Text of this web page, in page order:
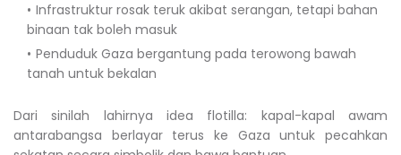
Infrastruktur rosak teruk akibat serangan, tetapi bahan
binaan tak boleh masuk
Penduduk Gaza bergantung pada terowong bawah
tanah untuk bekalan
Dari sinilah lahirnya idea flotilla: kapal-kapal awam
antarabangsa berlayar terus ke Gaza untuk pecahkan